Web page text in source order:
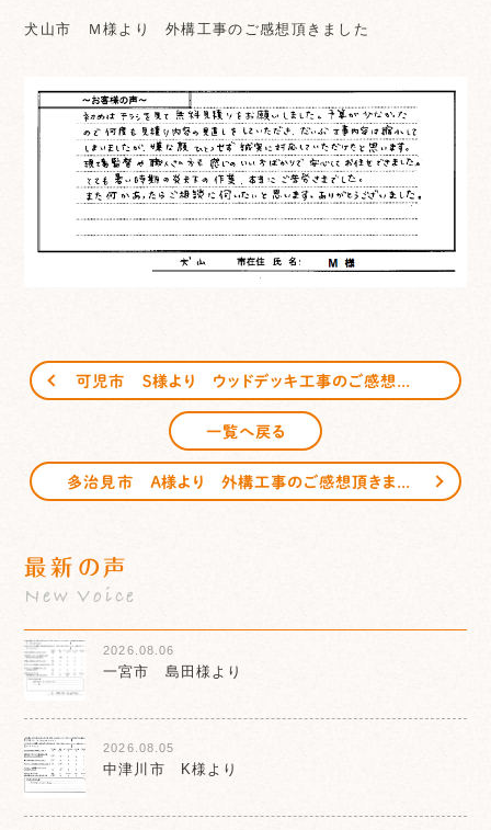
犬山市 Ｍ様より 外構工事のご感想頂きました
一覧へ戻る
最新の声
New Voice
2026.08.06
一宮市 島田様より
2026.08.05
中津川市 K様より